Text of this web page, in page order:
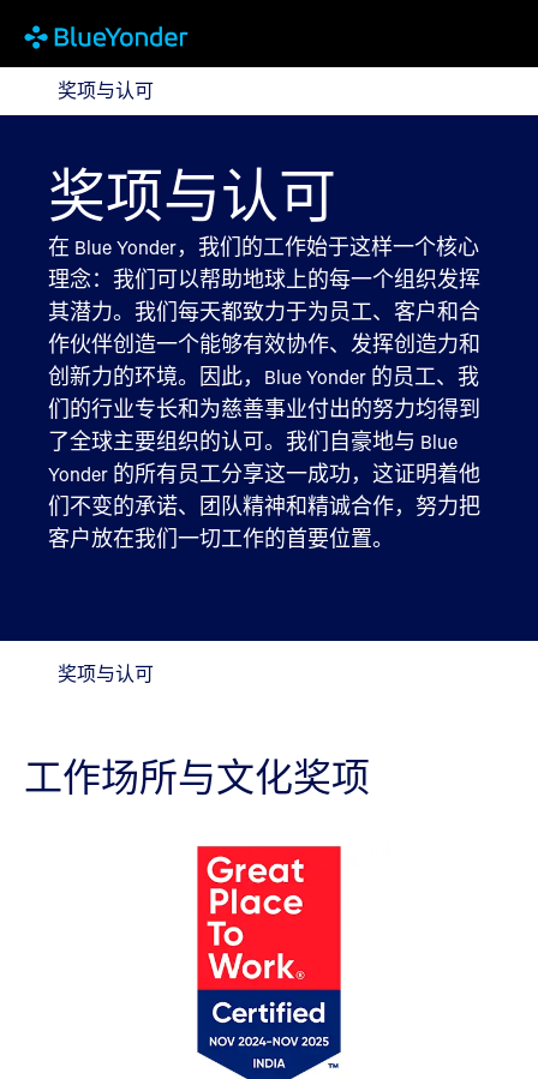
奖项与认可奖项与认可
奖项与认可
在 Blue Yonder，我们的工作始于这样一个核心
理念：我们可以帮助地球上的每一个组织发挥
其潜力。我们每天都致力于为员工、客户和合
作伙伴创造一个能够有效协作、发挥创造力和
创新力的环境。因此，Blue Yonder 的员工、我
们的行业专长和为慈善事业付出的努力均得到
了全球主要组织的认可。我们自豪地与 Blue
Yonder 的所有员工分享这一成功，这证明着他
们不变的承诺、团队精神和精诚合作，努力把
客户放在我们一切工作的首要位置。
奖项与认可
工作场所与文化奖项